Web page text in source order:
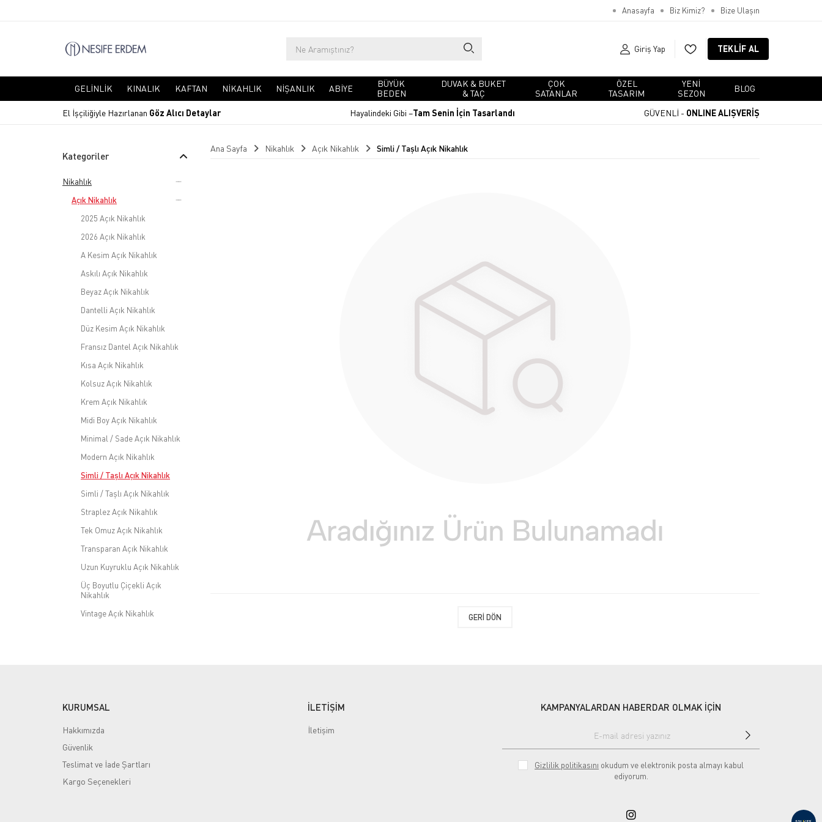
Anasayfa Biz Kimiz? Bize Ulaşın
Giriş Yap TEKLIF AL
GELINLIK KINALIK KAFTAN NIKAHLIK NIŞANLIK ABIYE
BÜYÜK
BEDEN
DUVAK & BUKET
& TAÇ
ÇOK
SATANLAR
ÖZEL
TASARIM
YENI
SEZON
BLOG
El İşçiliğiyle Hazırlanan Göz Alıcı Detaylar Hayalindeki Gibi –Tam Senin İçin Tasarlandı GÜVENLİ - ONLINE ALIŞVERİŞ
Kategoriler
Nikahlık
Açık Nikahlık
2025 Açık Nikahlık
2026 Açık Nikahlık
A Kesim Açık Nikahlık
Askılı Açık Nikahlık
Beyaz Açık Nikahlık
Dantelli Açık Nikahlık
Düz Kesim Açık Nikahlık
Fransız Dantel Açık Nikahlık
Kısa Açık Nikahlık
Kolsuz Açık Nikahlık
Krem Açık Nikahlık
Midi Boy Açık Nikahlık
Minimal / Sade Açık Nikahlık
Modern Açık Nikahlık
Simli / Taşlı Açık Nikahlık
Simli / Taşlı Açık Nikahlık
Straplez Açık Nikahlık
Tek Omuz Açık Nikahlık
Transparan Açık Nikahlık
Uzun Kuyruklu Açık Nikahlık
Üç Boyutlu Çiçekli Açık
Nikahlık
Vintage Açık Nikahlık
Duvak & Buket & Taç
Abiye
Ana Sayfa Nikahlık Açık Nikahlık Simli / Taşlı Açık Nikahlık
GERI DÖN
KURUMSAL
Hakkımızda
Güvenlik
Teslimat ve İade Şartları
Kargo Seçenekleri
İLETİŞİM
İletişim
KAMPANYALARDAN HABERDAR OLMAK İÇİN
Gizlilik politikasını okudum ve elektronik posta almayı kabul
ediyorum.